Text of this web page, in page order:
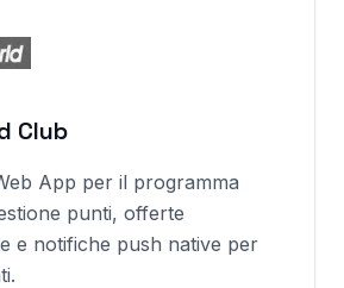
Club
App per il programma
punti, offerte
e notifiche push native per